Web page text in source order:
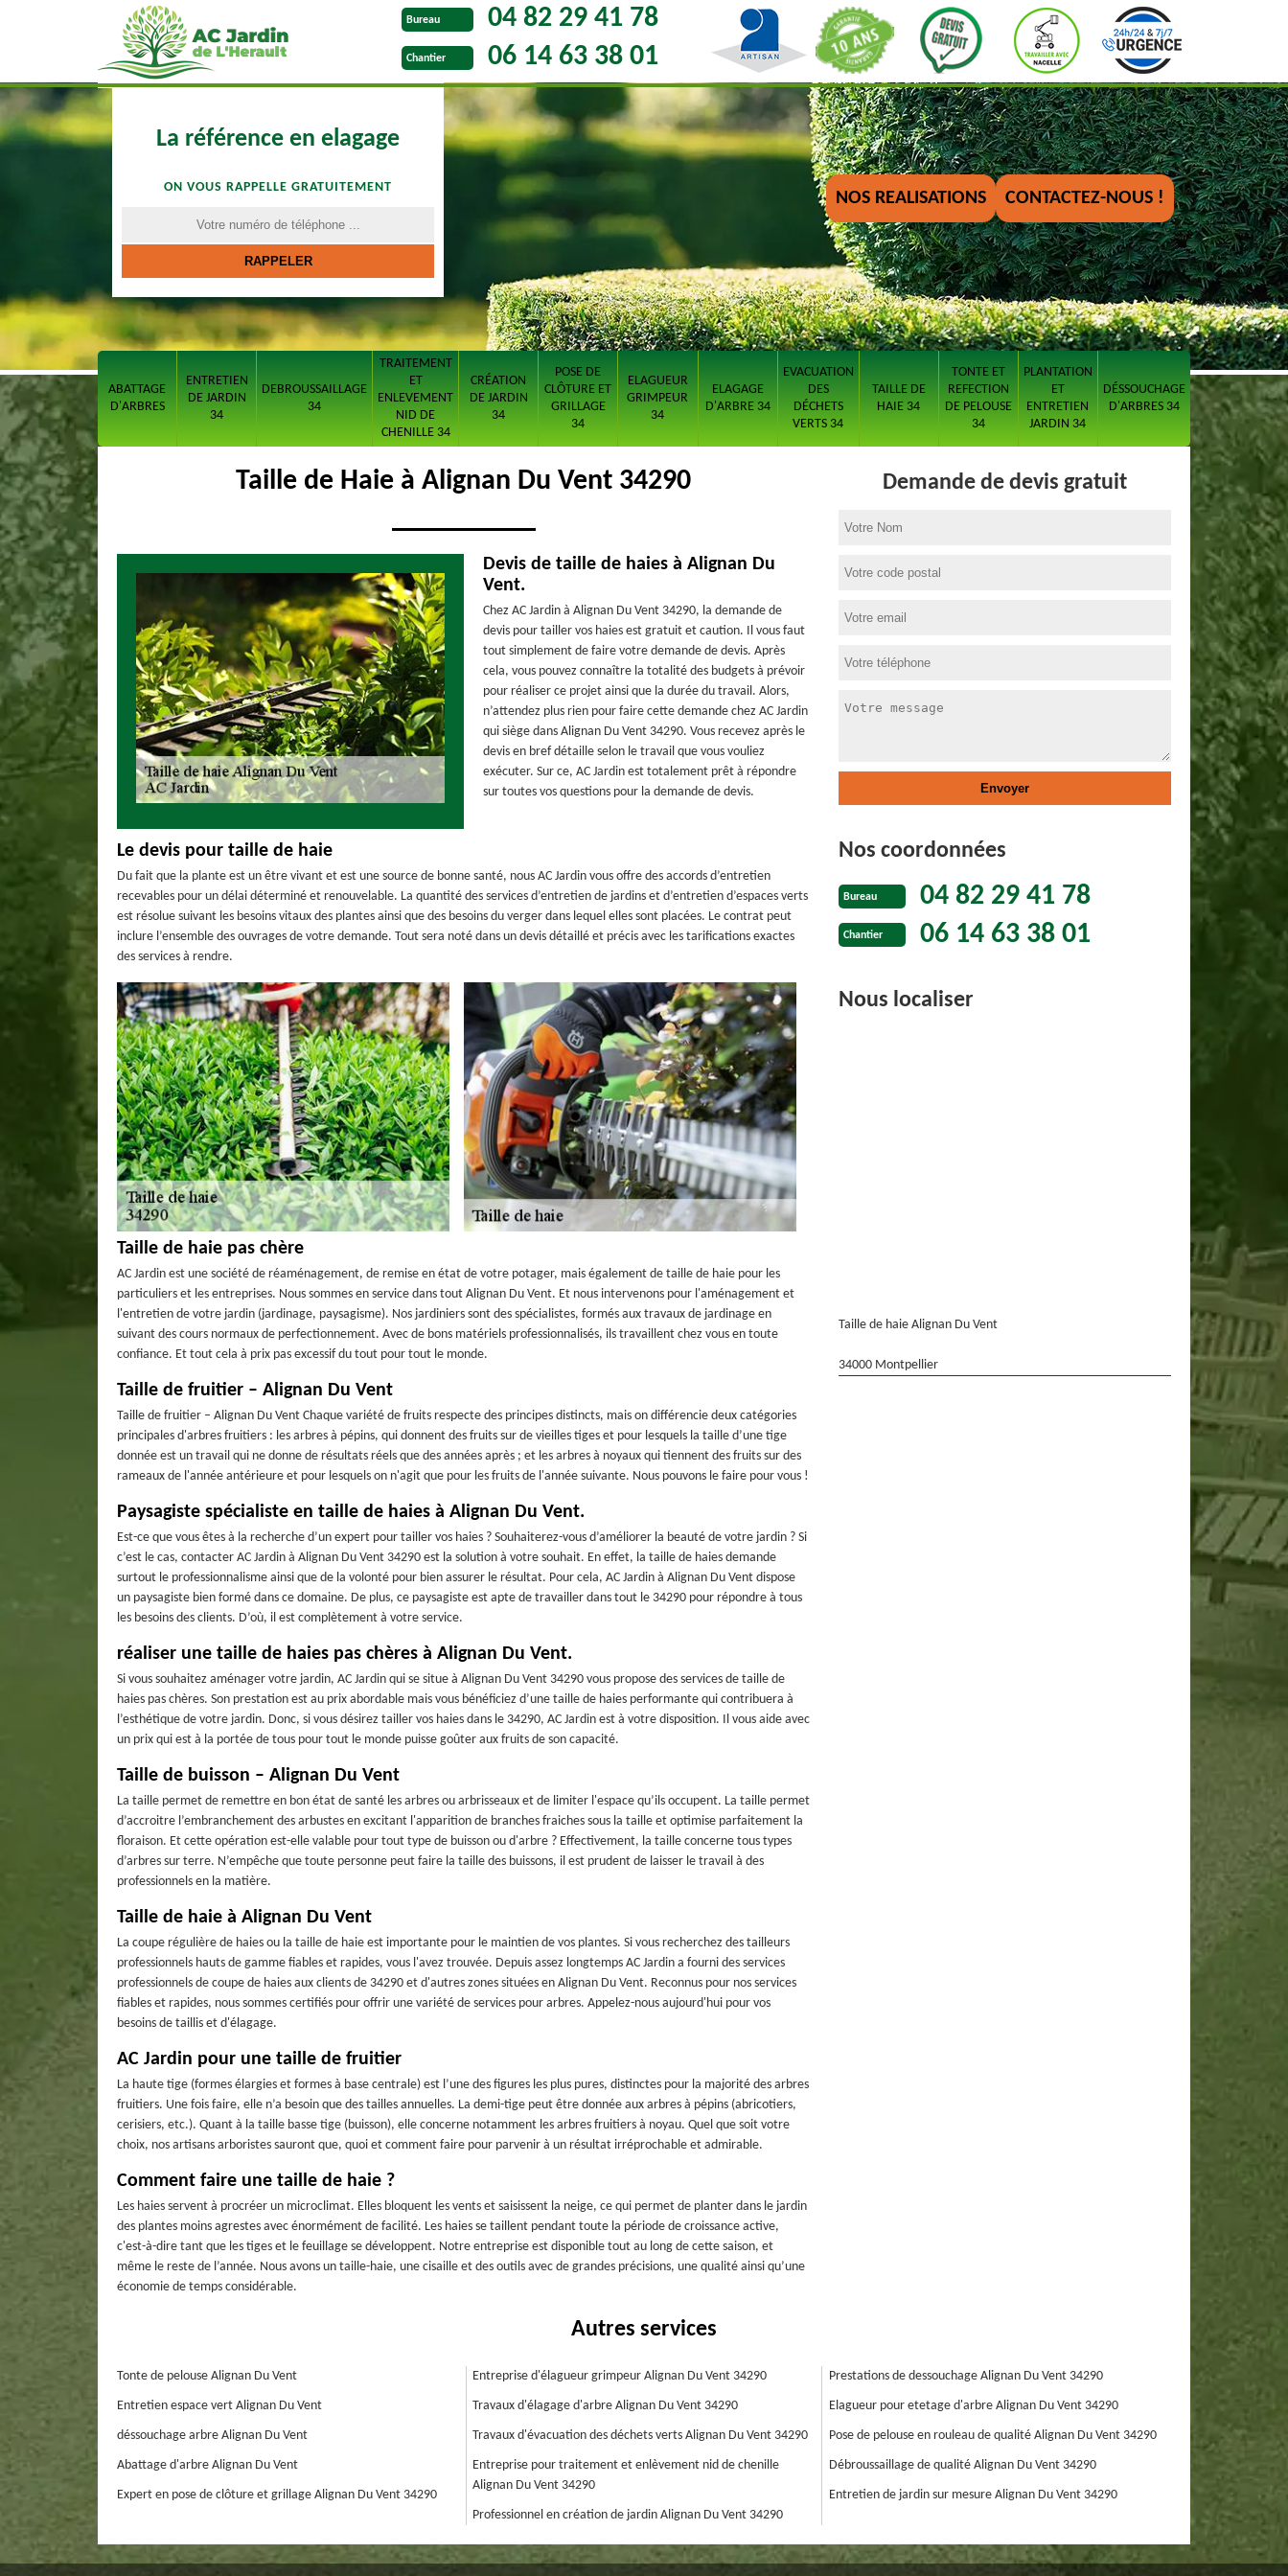
Bureau 04 82 29 41 78
Chantier 06 14 63 38 01
La référence en elagage
ON VOUS RAPPELLE GRATUITEMENT
NOS REALISATIONS CONTACTEZ-NOUS !
ABATTAGE
D'ARBRES
ENTRETIEN
DE JARDIN
34
DEBROUSSAILLAGE
34
TRAITEMENT
ET
ENLEVEMENT
NID DE
CHENILLE 34
CRÉATION
DE JARDIN
34
POSE DE
CLÔTURE ET
GRILLAGE
34
ELAGUEUR
GRIMPEUR
34
ELAGAGE
D'ARBRE 34
EVACUATION
DES
DÉCHETS
VERTS 34
TAILLE DE
HAIE 34
TONTE ET
REFECTION
DE PELOUSE
34
PLANTATION
ET
ENTRETIEN
JARDIN 34
DÉSSOUCHAGE
D'ARBRES 34
Taille de Haie à Alignan Du Vent 34290
Devis de taille de haies à Alignan Du
Vent.
Chez AC Jardin à Alignan Du Vent 34290, la demande de
devis pour tailler vos haies est gratuit et caution. Il vous faut
tout simplement de faire votre demande de devis. Après
cela, vous pouvez connaître la totalité des budgets à prévoir
pour réaliser ce projet ainsi que la durée du travail. Alors,
n’attendez plus rien pour faire cette demande chez AC Jardin
qui siège dans Alignan Du Vent 34290. Vous recevez après le
devis en bref détaille selon le travail que vous vouliez
exécuter. Sur ce, AC Jardin est totalement prêt à répondre
sur toutes vos questions pour la demande de devis.
Le devis pour taille de haie
Du fait que la plante est un être vivant et est une source de bonne santé, nous AC Jardin vous offre des accords d’entretien
recevables pour un délai déterminé et renouvelable. La quantité des services d’entretien de jardins et d’entretien d’espaces verts
est résolue suivant les besoins vitaux des plantes ainsi que des besoins du verger dans lequel elles sont placées. Le contrat peut
inclure l’ensemble des ouvrages de votre demande. Tout sera noté dans un devis détaillé et précis avec les tarifications exactes
des services à rendre.
Taille de haie pas chère
AC Jardin est une société de réaménagement, de remise en état de votre potager, mais également de taille de haie pour les
particuliers et les entreprises. Nous sommes en service dans tout Alignan Du Vent. Et nous intervenons pour l'aménagement et
l'entretien de votre jardin (jardinage, paysagisme). Nos jardiniers sont des spécialistes, formés aux travaux de jardinage en
suivant des cours normaux de perfectionnement. Avec de bons matériels professionnalisés, ils travaillent chez vous en toute
confiance. Et tout cela à prix pas excessif du tout pour tout le monde.
Taille de fruitier – Alignan Du Vent
Taille de fruitier – Alignan Du Vent Chaque variété de fruits respecte des principes distincts, mais on différencie deux catégories
principales d'arbres fruitiers : les arbres à pépins, qui donnent des fruits sur de vieilles tiges et pour lesquels la taille d’une tige
donnée est un travail qui ne donne de résultats réels que des années après ; et les arbres à noyaux qui tiennent des fruits sur des
rameaux de l'année antérieure et pour lesquels on n'agit que pour les fruits de l'année suivante. Nous pouvons le faire pour vous !
Paysagiste spécialiste en taille de haies à Alignan Du Vent.
Est-ce que vous êtes à la recherche d’un expert pour tailler vos haies ? Souhaiterez-vous d’améliorer la beauté de votre jardin ? Si
c’est le cas, contacter AC Jardin à Alignan Du Vent 34290 est la solution à votre souhait. En effet, la taille de haies demande
surtout le professionnalisme ainsi que de la volonté pour bien assurer le résultat. Pour cela, AC Jardin à Alignan Du Vent dispose
un paysagiste bien formé dans ce domaine. De plus, ce paysagiste est apte de travailler dans tout le 34290 pour répondre à tous
les besoins des clients. D’où, il est complètement à votre service.
réaliser une taille de haies pas chères à Alignan Du Vent.
Si vous souhaitez aménager votre jardin, AC Jardin qui se situe à Alignan Du Vent 34290 vous propose des services de taille de
haies pas chères. Son prestation est au prix abordable mais vous bénéficiez d’une taille de haies performante qui contribuera à
l’esthétique de votre jardin. Donc, si vous désirez tailler vos haies dans le 34290, AC Jardin est à votre disposition. Il vous aide avec
un prix qui est à la portée de tous pour tout le monde puisse goûter aux fruits de son capacité.
Taille de buisson – Alignan Du Vent
La taille permet de remettre en bon état de santé les arbres ou arbrisseaux et de limiter l'espace qu’ils occupent. La taille permet
d’accroitre l’embranchement des arbustes en excitant l'apparition de branches fraiches sous la taille et optimise parfaitement la
floraison. Et cette opération est-elle valable pour tout type de buisson ou d'arbre ? Effectivement, la taille concerne tous types
d’arbres sur terre. N’empêche que toute personne peut faire la taille des buissons, il est prudent de laisser le travail à des
professionnels en la matière.
Taille de haie à Alignan Du Vent
La coupe régulière de haies ou la taille de haie est importante pour le maintien de vos plantes. Si vous recherchez des tailleurs
professionnels hauts de gamme fiables et rapides, vous l'avez trouvée. Depuis assez longtemps AC Jardin a fourni des services
professionnels de coupe de haies aux clients de 34290 et d'autres zones situées en Alignan Du Vent. Reconnus pour nos services
fiables et rapides, nous sommes certifiés pour offrir une variété de services pour arbres. Appelez-nous aujourd'hui pour vos
besoins de taillis et d'élagage.
AC Jardin pour une taille de fruitier
La haute tige (formes élargies et formes à base centrale) est l’une des figures les plus pures, distinctes pour la majorité des arbres
fruitiers. Une fois faire, elle n’a besoin que des tailles annuelles. La demi-tige peut être donnée aux arbres à pépins (abricotiers,
cerisiers, etc.). Quant à la taille basse tige (buisson), elle concerne notamment les arbres fruitiers à noyau. Quel que soit votre
choix, nos artisans arboristes sauront que, quoi et comment faire pour parvenir à un résultat irréprochable et admirable.
Comment faire une taille de haie ?
Les haies servent à procréer un microclimat. Elles bloquent les vents et saisissent la neige, ce qui permet de planter dans le jardin
des plantes moins agrestes avec énormément de facilité. Les haies se taillent pendant toute la période de croissance active,
c'est-à-dire tant que les tiges et le feuillage se développent. Notre entreprise est disponible tout au long de cette saison, et
même le reste de l’année. Nous avons un taille-haie, une cisaille et des outils avec de grandes précisions, une qualité ainsi qu’une
économie de temps considérable.
Demande de devis gratuit
Nos coordonnées
Bureau 04 82 29 41 78
Chantier 06 14 63 38 01
Nous localiser
Taille de haie Alignan Du Vent
34000 Montpellier
Autres services
Tonte de pelouse Alignan Du Vent
Entretien espace vert Alignan Du Vent
déssouchage arbre Alignan Du Vent
Abattage d'arbre Alignan Du Vent
Expert en pose de clôture et grillage Alignan Du Vent 34290
Entreprise d'élagueur grimpeur Alignan Du Vent 34290
Travaux d'élagage d'arbre Alignan Du Vent 34290
Travaux d'évacuation des déchets verts Alignan Du Vent 34290
Entreprise pour traitement et enlèvement nid de chenille
Alignan Du Vent 34290
Professionnel en création de jardin Alignan Du Vent 34290
Prestations de dessouchage Alignan Du Vent 34290
Elagueur pour etetage d'arbre Alignan Du Vent 34290
Pose de pelouse en rouleau de qualité Alignan Du Vent 34290
Débroussaillage de qualité Alignan Du Vent 34290
Entretien de jardin sur mesure Alignan Du Vent 34290